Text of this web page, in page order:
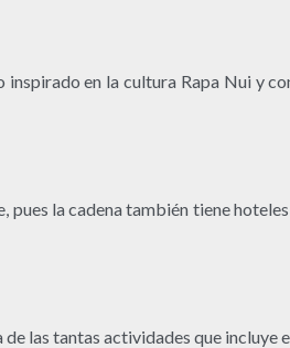
en la cultura Rapa Nui y
pues la cadena también tiene
de las tantas actividades que